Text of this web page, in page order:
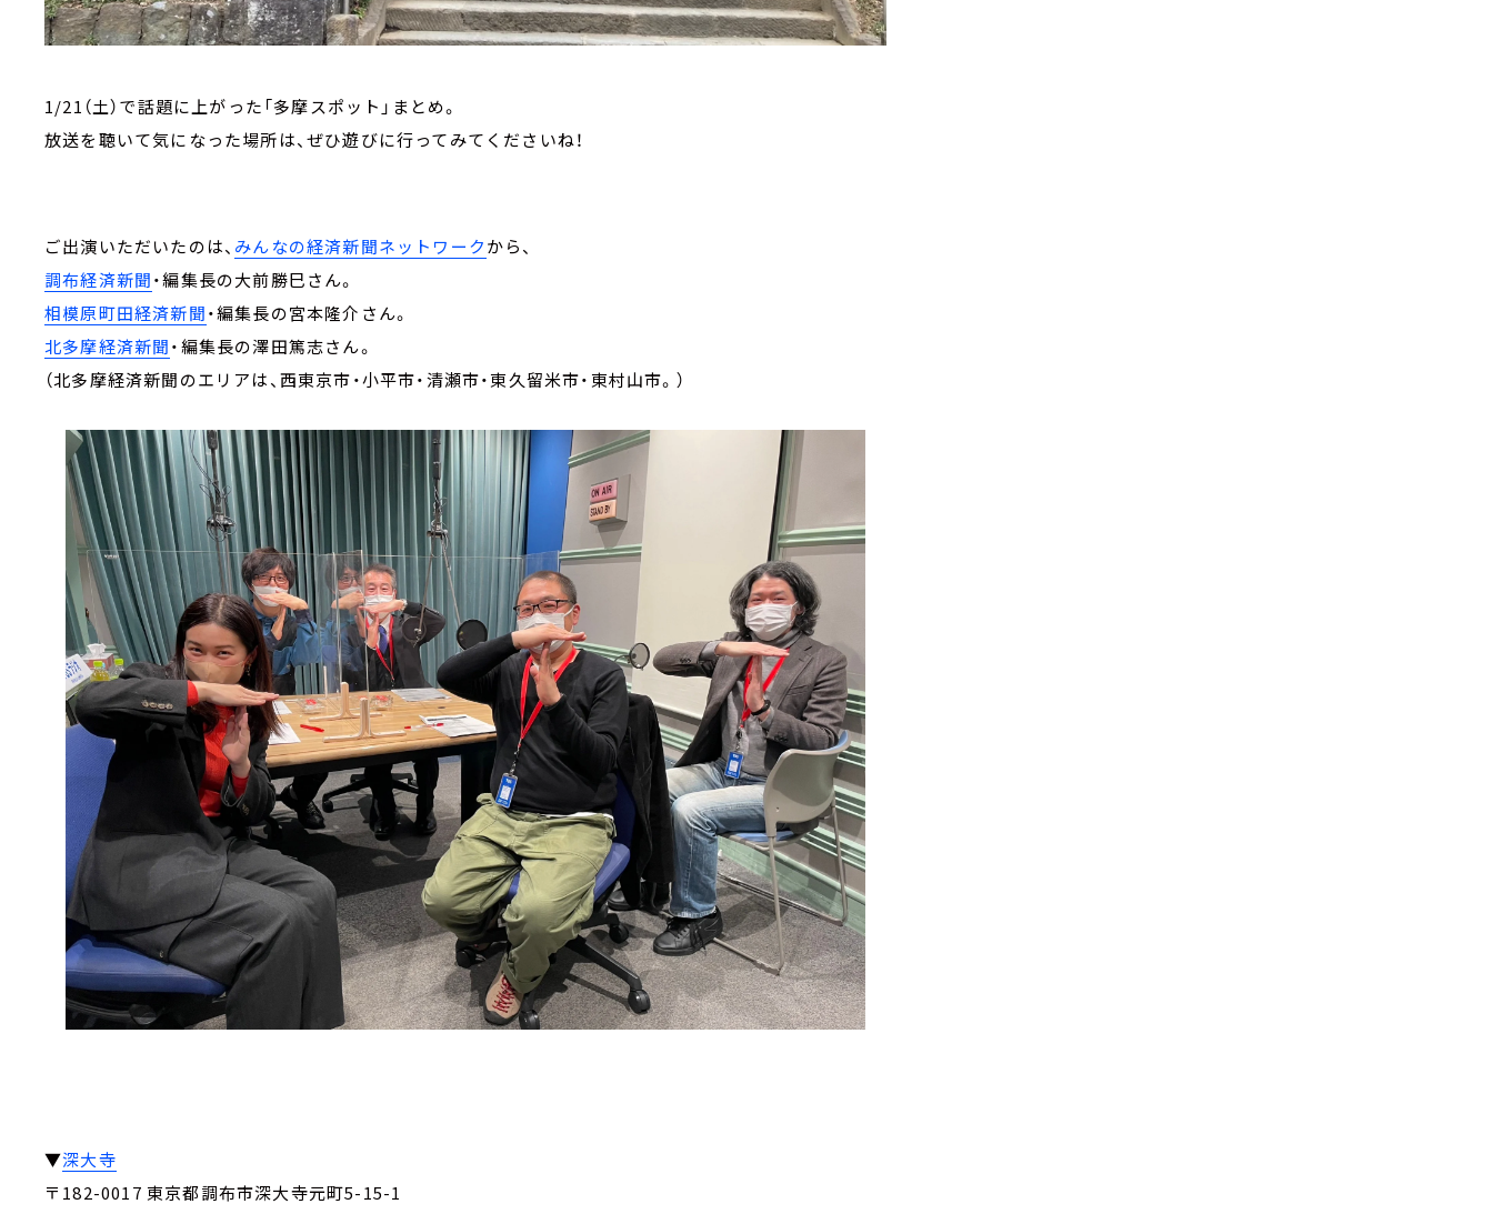
1/21（土）で話題に上がった「多摩スポット」まとめ。
放送を聴いて気になった場所は、ぜひ遊びに行ってみてくださいね！
ご出演いただいたのは、 みんなの経済新聞ネットワークから、
調布経済新聞・編集長の大前勝巳さん。
相模原町田経済新聞・編集長の宮本隆介さん。
北多摩経済新聞・編集長の澤田篤志さん。
（北多摩経済新聞のエリアは、西東京市・小平市・清瀬市・東久留米市・東村山市。）
▼深大寺
〒182-0017 東京都調布市深大寺元町5-15-1